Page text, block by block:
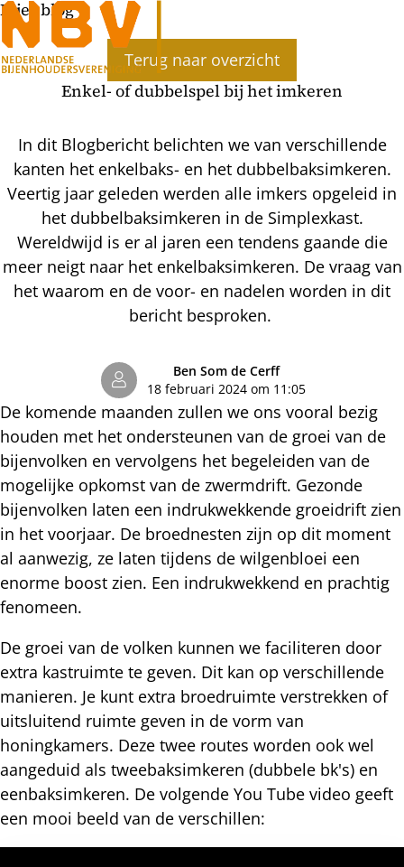
Bijenblog
Terug naar overzicht
Enkel- of dubbelspel bij het imkeren
In dit Blogbericht belichten we van verschillende
kanten het enkelbaks- en het dubbelbaksimkeren.
Veertig jaar geleden werden alle imkers opgeleid in
het dubbelbaksimkeren in de Simplexkast.
Wereldwijd is er al jaren een tendens gaande die
meer neigt naar het enkelbaksimkeren. De vraag van
het waarom en de voor- en nadelen worden in dit
bericht besproken.
Ben Som de Cerff
18 februari 2024 om 11:05
De komende maanden zullen we ons vooral bezig
houden met het ondersteunen van de groei van de
bijenvolken en vervolgens het begeleiden van de
mogelijke opkomst van de zwermdrift. Gezonde
bijenvolken laten een indrukwekkende groeidrift zien
in het voorjaar. De broednesten zijn op dit moment
al aanwezig, ze laten tijdens de wilgenbloei een
enorme boost zien. Een indrukwekkend en prachtig
fenomeen.
De groei van de volken kunnen we faciliteren door
extra kastruimte te geven. Dit kan op verschillende
manieren. Je kunt extra broedruimte verstrekken of
uitsluitend ruimte geven in de vorm van
honingkamers. Deze twee routes worden ook wel
aangeduid als tweebaksimkeren (dubbele bk's) en
eenbaksimkeren. De volgende You Tube video geeft
een mooi beeld van de verschillen: